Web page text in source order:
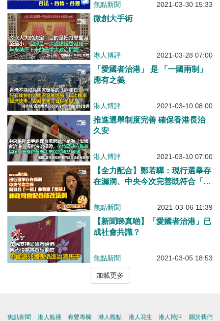
焦點新聞 2021-03-30 15:33
微創大手術
港人博評 2021-03-28 07:00
「愛國者治港」 是 「一國兩制」
應有之義
港人博評 2021-03-10 08:00
推進選舉制度完善 確保香港長治
久安
港人博評 2021-03-10 07:00
【全力配合】鄭若驊：現行選舉存
在漏洞、中央今次完善既符合「一
合修改法例
焦點新聞 2021-03-06 11:39
【新聞睇真啲】「愛國者治港」已
成社會共識？
焦點新聞 2021-03-05 18:53
加載更多
焦點新聞 港人點播
有聲專欄
港人觀點
港人花生
港人博評
關於我們